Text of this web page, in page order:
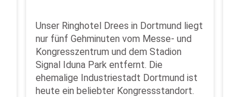
Unser Ringhotel Drees in Dortmund liegt
nur fünf Gehminuten vom Messe- und
Kongresszentrum und dem Stadion
Signal Iduna Park entfernt. Die
ehemalige Industriestadt Dortmund ist
heute ein beliebter Kongressstandort.